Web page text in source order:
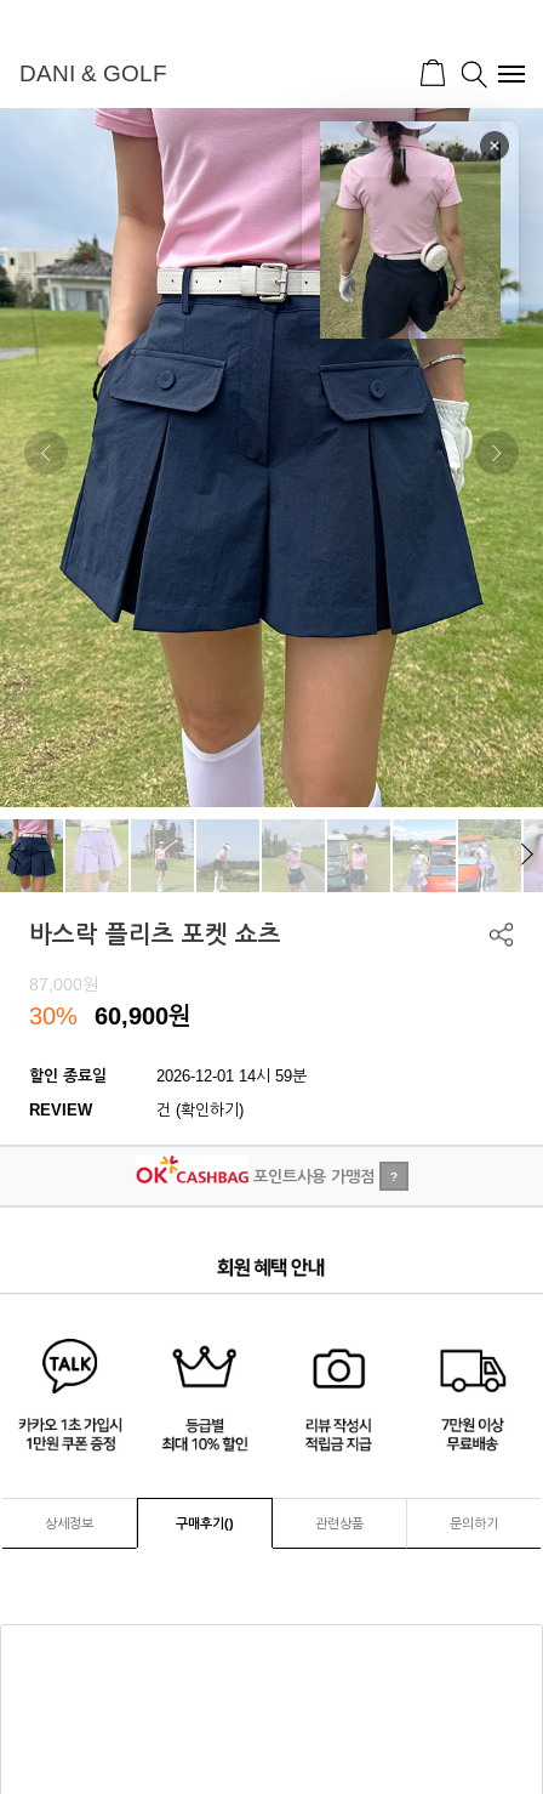
DANI & GOLF
바스락 플리츠 포켓 쇼츠
87,000원
30% 60,900원
할인 종료일
2026-12-01 14시 59분
REVIEW
건 (확인하기)
포인트사용 가맹점 ?
상세정보 구매후기() 관련상품 문의하기